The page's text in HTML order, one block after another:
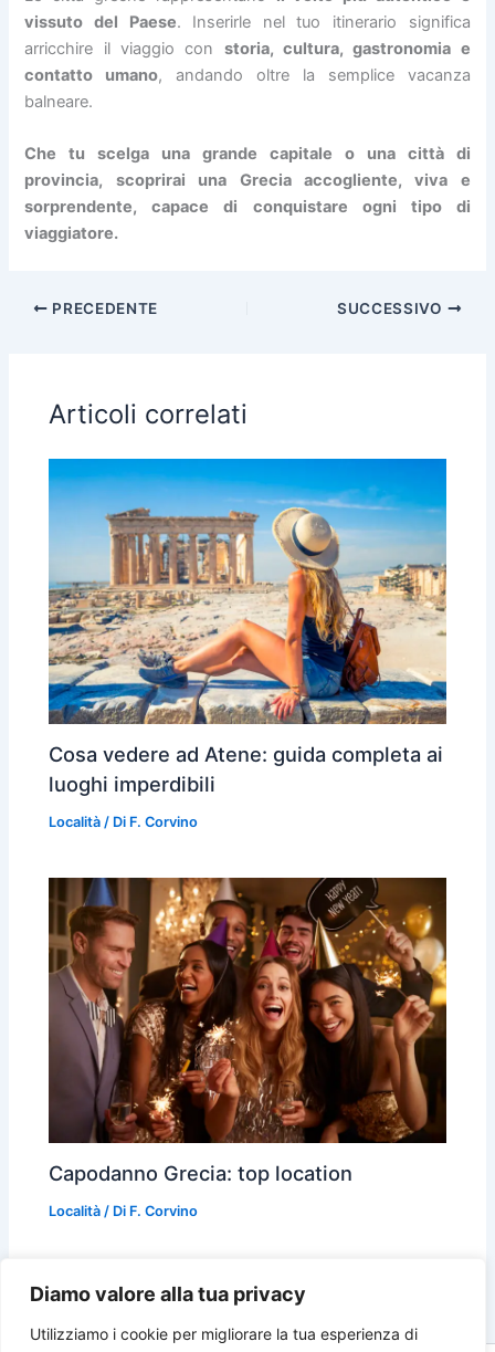
Diamo valore alla tua privacy
Utilizziamo i cookie per migliorare la tua esperienza di
vissuto del Paese. Inserirle nel tuo itinerario significa
arricchire il viaggio con storia, cultura, gastronomia e
contatto umano, andando oltre la semplice vacanza
balneare.
Che tu scelga una grande capitale o una città di
provincia, scoprirai una Grecia accogliente, viva e
sorprendente, capace di conquistare ogni tipo di
viaggiatore.
PRECEDENTE SUCCESSIVO
Articoli correlati
Cosa vedere ad Atene: guida completa ai
luoghi imperdibili
Località / Di F. Corvino
Capodanno Grecia: top location
Località / Di F. Corvino